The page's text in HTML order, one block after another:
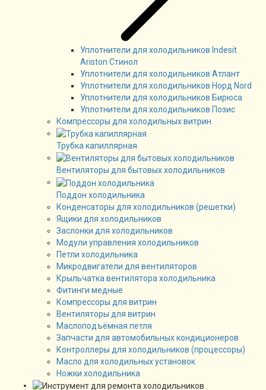
Уплотнители для холодильников Indesit
Ariston Стинол
Уплотнители для холодильников Атлант
Уплотнители для холодильников Норд Nord
Уплотнители для холодильников Бирюса
Уплотнители для холодильников Позис
Компрессоры для холодильных витрин
Трубка капиллярная
Вентиляторы для бытовых холодильников
Поддон холодильника
Конденсаторы для холодильников (решетки)
Ящики для холодильников
Заслонки для холодильников
Модули управления холодильников
Петли холодильника
Микродвигатели для вентиляторов
Крыльчатка вентилятора холодильника
Фитинги медные
Компрессоры для витрин
Вентиляторы для витрин
Маслоподъёмная петля
Запчасти для автомобильных кондиционеров
Контроллеры для холодильников (процессоры)
Масло для холодильных установок
Ножки холодильника